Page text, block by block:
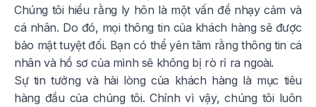
Chúng tôi hiểu rằng ly hôn là một vấn đề nhạy cảm và
cá nhân. Do đó, mọi thông tin của khách hàng sẽ được
bảo mật tuyệt đối. Bạn có thể yên tâm rằng thông tin cá
nhân và hồ sơ của mình sẽ không bị rò rỉ ra ngoài.
Sự tin tưởng và hài lòng của khách hàng là mục tiêu
hàng đầu của chúng tôi. Chính vì vậy, chúng tôi luôn